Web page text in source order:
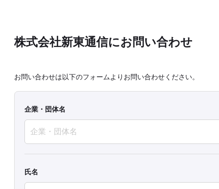
株式会社新東通信にお問い合わせ
お問い合わせは以下のフォームよりお問い合わせください。
企業・団体名
氏名